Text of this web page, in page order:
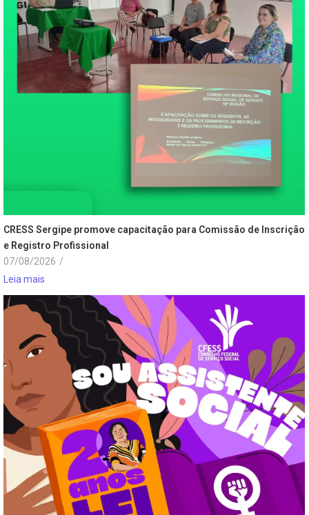
CRESS Sergipe promove capacitação para Comissão de Inscrição
e Registro Profissional
07/08/2026 /
Leia mais